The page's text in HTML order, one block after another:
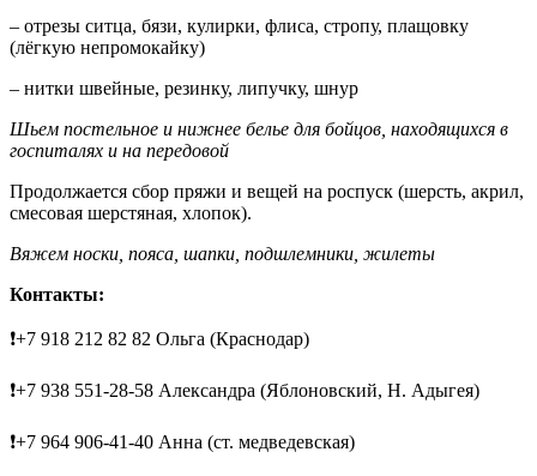
– отрезы ситца, бязи, кулирки, флиса, стропу, плащовку
(лёгкую непромокайку)
– нитки швейные, резинку, липучку, шнур
Шьем постельное и нижнее белье для бойцов, находящихся в
госпиталях и на передовой
Продолжается сбор пряжи и вещей на роспуск (шерсть, акрил,
смесовая шерстяная, хлопок).
Вяжем носки, пояса, шапки, подшлемники, жилеты
Контакты:
❗️+7 918 212 82 82 Ольга (Краснодар)
❗️+7 938 551-28-58 Александра (Яблоновский, Н. Адыгея)
❗+7 964 906-41-40 Анна (ст. медведевская)